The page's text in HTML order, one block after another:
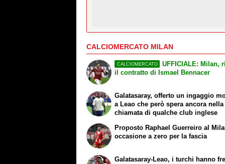
CALCIOMERCATO MILAN
CALCIOMERCATO
UFFICIALE: Milan,
il contratto di Ismael Bennacer
Galatasaray, offerto un ingaggio
a Leao che però spera ancora nella
chiamata di qualche club inglese
Proposto Raphael Guerreiro al
occasione a zero per la fascia
Galatasaray-Leao, i turchi hanno